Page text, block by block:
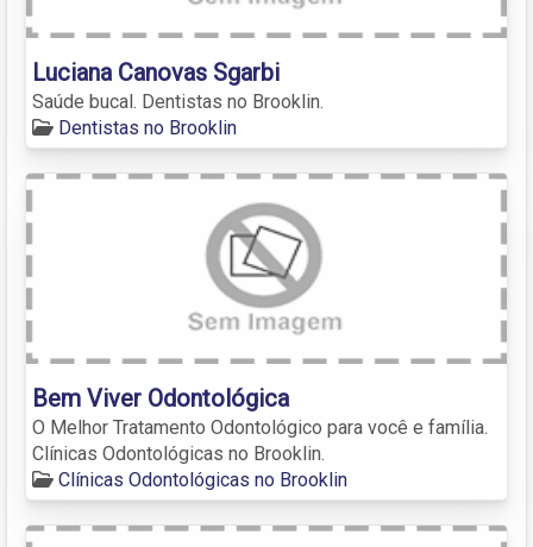
Luciana Canovas Sgarbi
Saúde bucal. Dentistas no Brooklin.
Dentistas no Brooklin
Bem Viver Odontológica
O Melhor Tratamento Odontológico para você e família.
Clínicas Odontológicas no Brooklin.
Clínicas Odontológicas no Brooklin